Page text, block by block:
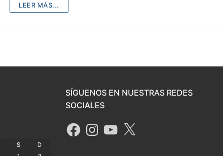
LEER MÁS...
S
D
SÍGUENOS EN NUESTRAS REDES
SOCIALES